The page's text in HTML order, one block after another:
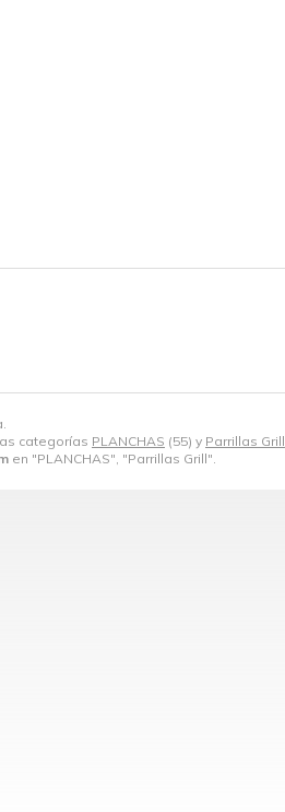
categorías PLANCHAS (55) y Parrillas Grill
en "PLANCHAS", "Parrillas Grill".